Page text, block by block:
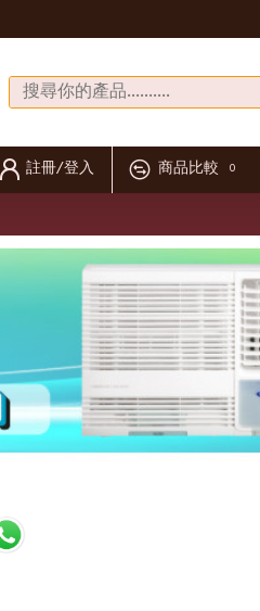
註冊/登入 商品比較 0